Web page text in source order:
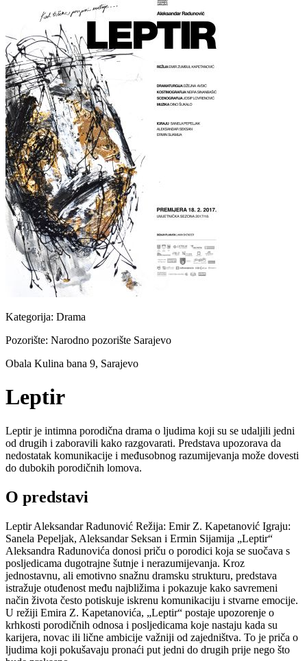
Kategorija: Drama
Pozorište: Narodno pozorište Sarajevo
Obala Kulina bana 9, Sarajevo
Leptir
Leptir je intimna porodična drama o ljudima koji su se udaljili jedni
od drugih i zaboravili kako razgovarati. Predstava upozorava da
nedostatak komunikacije i međusobnog razumijevanja može dovesti
do dubokih porodičnih lomova.
O predstavi
Leptir Aleksandar Radunović Režija: Emir Z. Kapetanović Igraju:
Sanela Pepeljak, Aleksandar Seksan i Ermin Sijamija „Leptir“
Aleksandra Radunovića donosi priču o porodici koja se suočava s
posljedicama dugotrajne šutnje i nerazumijevanja. Kroz
jednostavnu, ali emotivno snažnu dramsku strukturu, predstava
istražuje otuđenost među najbližima i pokazuje kako savremeni
način života često potiskuje iskrenu komunikaciju i stvarne emocije.
U režiji Emira Z. Kapetanovića, „Leptir“ postaje upozorenje o
krhkosti porodičnih odnosa i posljedicama koje nastaju kada su
karijera, novac ili lične ambicije važniji od zajedništva. To je priča o
ljudima koji pokušavaju pronaći put jedni do drugih prije nego što